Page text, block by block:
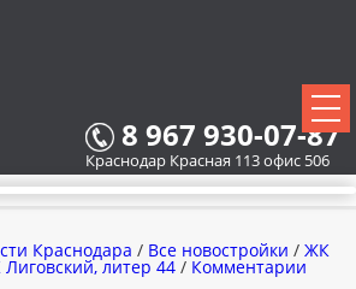
8 967 930-07-87
Краснодар Красная 113 офис 506
Краснодара / Все новостройки / ЖК
литер 44 / Комментарии